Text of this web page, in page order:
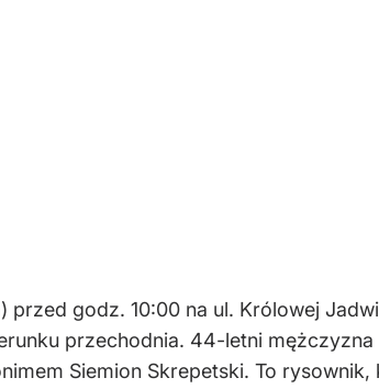
przed godz. 10:00 na ul. Królowej
przechodnia. 44-letni
Siemion Skrepetski. To